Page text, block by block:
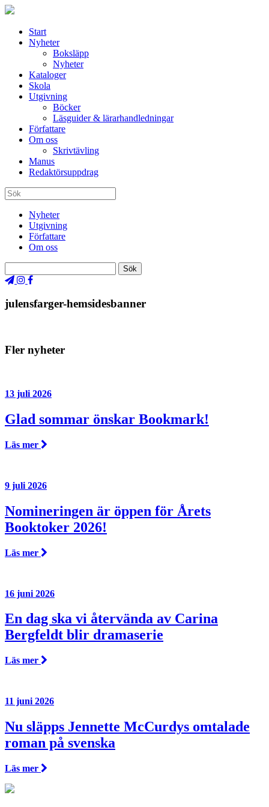
Start
Nyheter
Boksläpp
Nyheter
Kataloger
Skola
Utgivning
Böcker
Läsguider & lärarhandledningar
Författare
Om oss
Skrivtävling
Manus
Redaktörsuppdrag
Nyheter
Utgivning
Författare
Om oss
julensfarger-hemsidesbanner
Fler nyheter
13 juli 2026
Glad sommar önskar Bookmark!
Läs mer
9 juli 2026
Nomineringen är öppen för Årets
Booktoker 2026!
Läs mer
16 juni 2026
En dag ska vi återvända av Carina
Bergfeldt blir dramaserie
Läs mer
11 juni 2026
Nu släpps Jennette McCurdys omtalade
roman på svenska
Läs mer